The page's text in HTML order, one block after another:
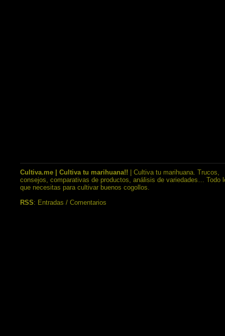
Cultiva.me | Cultiva tu marihuana!! | Cultiva tu marihuana. Trucos,
consejos, comparativas de productos, análisis de variedades… Todo
que necesitas para cultivar buenos cogollos.
RSS: Entradas / Comentarios